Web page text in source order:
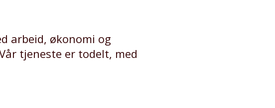
arbeid, økonomi og
tjeneste er todelt, med